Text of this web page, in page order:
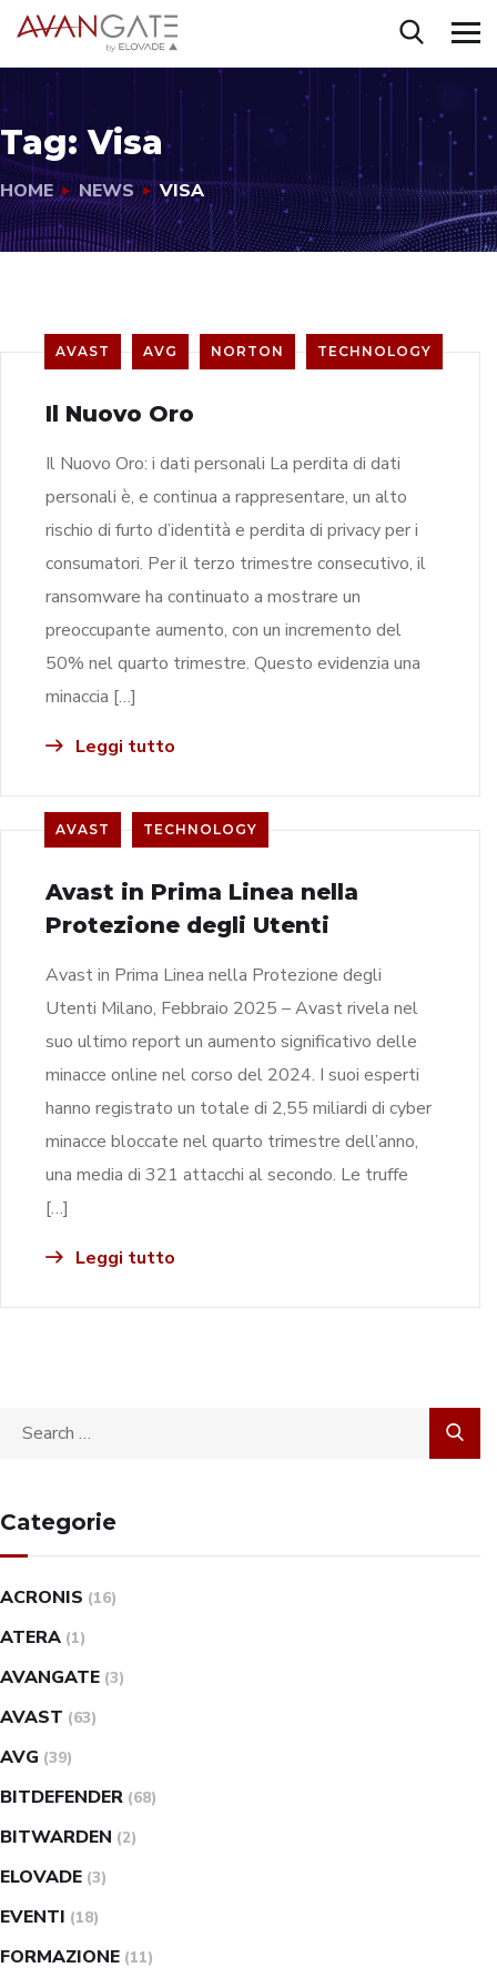
Tag:Visa
HOME NEWS VISA
AVAST AVG NORTON TECHNOLOGY
Il Nuovo Oro
Il Nuovo Oro: i dati personali La perdita di dati
personali è, e continua a rappresentare, un alto
rischio di furto d’identità e perdita di privacy per i
consumatori. Per il terzo trimestre consecutivo, il
ransomware ha continuato a mostrare un
preoccupante aumento, con un incremento del
50% nel quarto trimestre. Questo evidenzia una
minaccia […]
Leggi tutto
AVAST TECHNOLOGY
Avast in Prima Linea nella
Protezione degli Utenti
Avast in Prima Linea nella Protezione degli
Utenti Milano, Febbraio 2025 – Avast rivela nel
suo ultimo report un aumento significativo delle
minacce online nel corso del 2024. I suoi esperti
hanno registrato un totale di 2,55 miliardi di cyber
minacce bloccate nel quarto trimestre dell’anno,
una media di 321 attacchi al secondo. Le truffe
[…]
Leggi tutto
Categorie
ACRONIS (16)
ATERA (1)
AVANGATE (3)
AVAST (63)
AVG (39)
BITDEFENDER (68)
BITWARDEN (2)
ELOVADE (3)
EVENTI (18)
FORMAZIONE (11)